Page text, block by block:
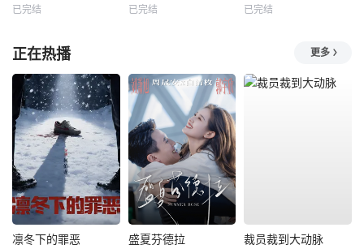
已完结 已完结 已完结
正在热播 更多
凛冬下的罪恶 盛夏芬德拉 裁员裁到大动脉